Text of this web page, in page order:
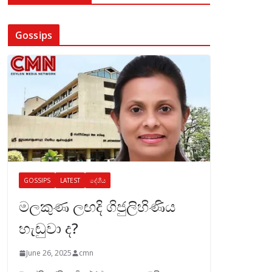
Gossips
GOSSIPS LATEST දේශීය
මලකුණ ලඟදි ගිජුලිහිණිය
හැඬුවා ද?
June 26, 2025 cmn